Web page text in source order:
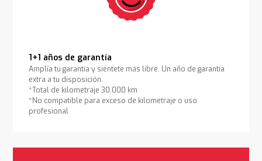
1+1 años de garantía
Amplía tu garantía y siéntete más libre. Un año de garantía
extra a tu disposición.
*Total de kilometraje 30.000 km
*No compatible para exceso de kilometraje o uso
profesional